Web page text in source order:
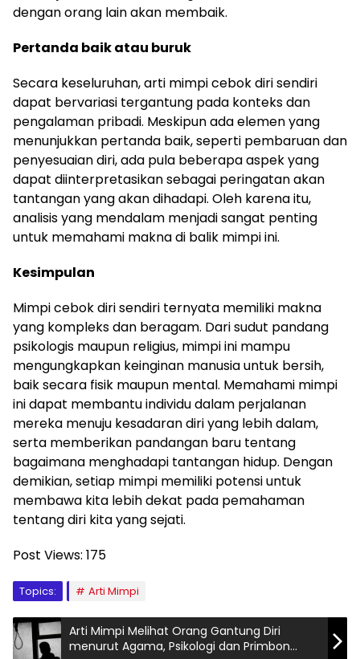
dengan orang lain akan membaik.
Pertanda baik atau buruk
Secara keseluruhan, arti mimpi cebok diri sendiri
dapat bervariasi tergantung pada konteks dan
pengalaman pribadi. Meskipun ada elemen yang
menunjukkan pertanda baik, seperti pembaruan dan
penyesuaian diri, ada pula beberapa aspek yang
dapat diinterpretasikan sebagai peringatan akan
tantangan yang akan dihadapi. Oleh karena itu,
analisis yang mendalam menjadi sangat penting
untuk memahami makna di balik mimpi ini.
Kesimpulan
Mimpi cebok diri sendiri ternyata memiliki makna
yang kompleks dan beragam. Dari sudut pandang
psikologis maupun religius, mimpi ini mampu
mengungkapkan keinginan manusia untuk bersih,
baik secara fisik maupun mental. Memahami mimpi
ini dapat membantu individu dalam perjalanan
mereka menuju kesadaran diri yang lebih dalam,
serta memberikan pandangan baru tentang
bagaimana menghadapi tantangan hidup. Dengan
demikian, setiap mimpi memiliki potensi untuk
membawa kita lebih dekat pada pemahaman
tentang diri kita yang sejati.
Post Views: 175
Topics: Arti Mimpi
Arti Mimpi Melihat Orang Gantung Diri
menurut Agama, Psikologi dan Primbon